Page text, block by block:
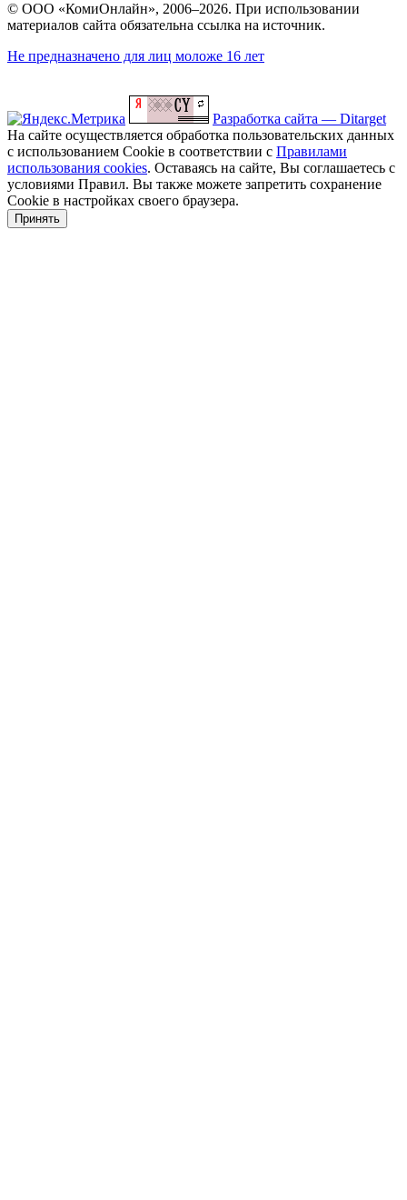
© ООО «КомиОнлайн», 2006–2026. При использовании
материалов сайта обязательна ссылка на источник.
Не предназначено для лиц моложе 16 лет
Разработка сайта — Ditarget
На сайте осуществляется обработка пользовательских данных
с использованием Cookie в соответствии с Правилами
использования cookies. Оставаясь на сайте, Вы соглашаетесь с
условиями Правил. Вы также можете запретить сохранение
Cookie в настройках своего браузера.
Принять